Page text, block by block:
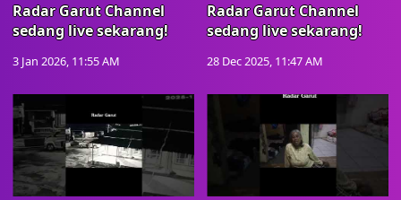
Radar Garut Channel
sedang live sekarang!
3 Jan 2026, 11:55 AM
Radar Garut Channel
sedang live sekarang!
28 Dec 2025, 11:47 AM